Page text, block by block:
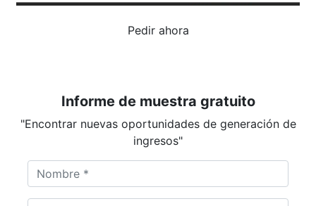
Pedir ahora
Informe de muestra gratuito
"Encontrar nuevas oportunidades de generación de
ingresos"